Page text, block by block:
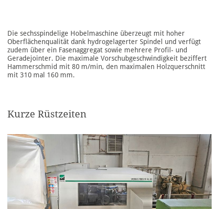
Die sechsspindelige Hobelmaschine überzeugt mit hoher
Oberflächenqualität dank hydrogelagerter Spindel und verfügt
zudem über ein Fas enaggregat sowie mehrere Profil- und
Geradejointer. Die maximale Vorschubgeschwindigkeit beziffert
Hammerschmid mit 80 m/min, den maximal en Holzquerschnitt
mit 310 mal 160 mm.
Kurze Rüstzeiten